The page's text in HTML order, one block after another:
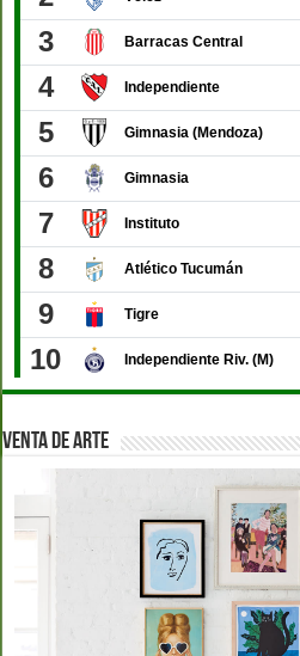
VENTA DE ARTE